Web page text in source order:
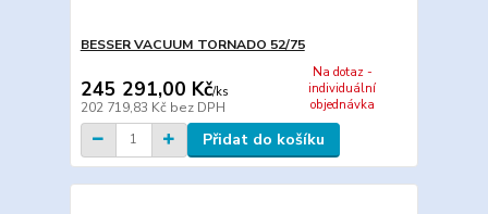
BESSER VACUUM TORNADO 52/75
245 291,00 Kč/ks
202 719,83 Kč bez DPH
Na dotaz -
individuální
objednávka
Přidat do košíku